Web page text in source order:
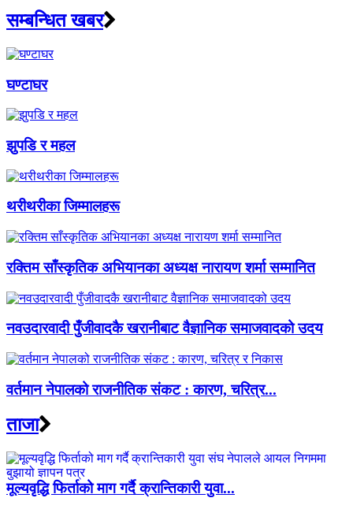
सम्बन्धित खबर
घण्टाघर
झुपडि र महल
थरीथरीका जिम्मालहरू
रक्तिम साँस्कृतिक अभियानका अध्यक्ष नारायण शर्मा सम्मानित
नवउदारवादी पुँजीवादकै खरानीबाट वैज्ञानिक समाजवादको उदय
वर्तमान नेपालको राजनीतिक संकट : कारण, चरित्र...
ताजा
मूल्यवृद्धि फिर्ताको माग गर्दै क्रान्तिकारी युवा...